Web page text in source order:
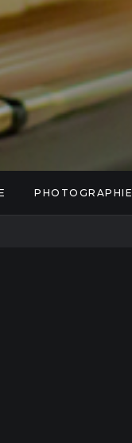
PHOTOGRAPHIE